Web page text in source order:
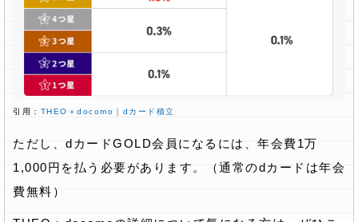
引用： THEO＋docomo｜dカード積立
ただし、dカードGOLD会員になるには、年会費1万
1,000円を払う必要があります。（通常のdカードは年会
費無料）